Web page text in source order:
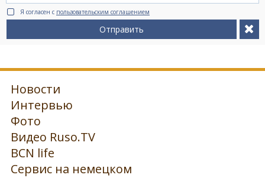
Я согласен с пользовательским соглашением
Отправить
Новости
Интервью
Фото
Видео Ruso.TV
BCN life
Сервис на немецком